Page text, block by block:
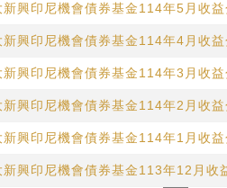
新興印尼機會債券基金114年5月收
新興印尼機會債券基金114年4月收
新興印尼機會債券基金114年3月收
新興印尼機會債券基金114年2月收
新興印尼機會債券基金114年1月收
新興印尼機會債券基金113年12月收